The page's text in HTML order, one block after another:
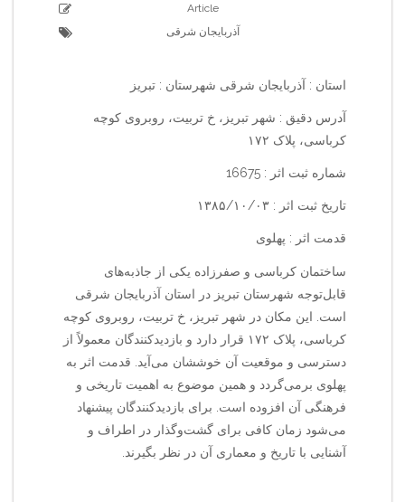
Article
آذربایجان شرقی
استان : آذربایجان شرقی شهرستان : تبریز
آدرس دقیق : شهر تبریز، خ تربیت، روبروی کوچه
کرباسی، پلاک ۱۷۲
شماره ثبت اثر : 16675
تاریخ ثبت اثر : ۱۳۸۵/۱۰/۰۳
قدمت اثر : پهلوی
ساختمان کرباسی و صفرزاده یکی از جاذبه‌های
قابل‌توجه شهرستان تبریز در استان آذربایجان شرقی
است. این مکان در شهر تبریز، خ تربیت، روبروی کوچه
کرباسی، پلاک ۱۷۲ قرار دارد و بازدیدکنندگان معمولاً از
دسترسی و موقعیت آن خوششان می‌آید. قدمت اثر به
پهلوی برمی‌گردد و همین موضوع به اهمیت تاریخی و
فرهنگی آن افزوده است. برای بازدیدکنندگان پیشنهاد
می‌شود زمان کافی برای گشت‌وگذار در اطراف و
آشنایی با تاریخ و معماری آن در نظر بگیرند.